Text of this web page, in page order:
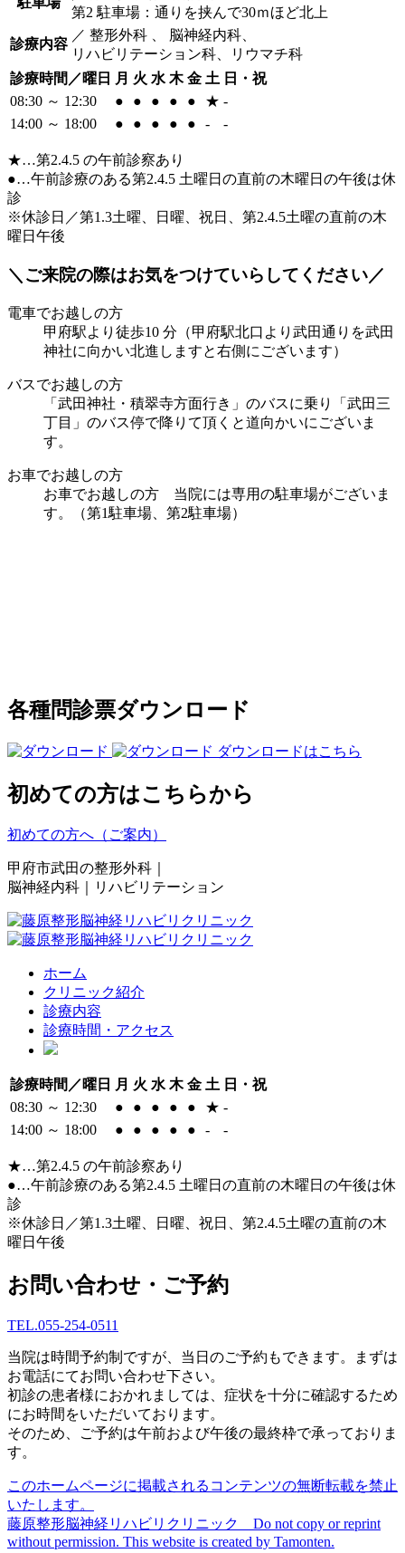
第2 駐車場：通りを挟んで30ｍほど北上
診療内容
／ 整形外科 、 脳神経内科、
リハビリテーション科、リウマチ科
診療時間／曜日
月 火 水 木 金 土 日・祝
08:30 ～ 12:30
● ● ● ● ● ★ -
14:00 ～ 18:00
● ● ● ● ● - -
★…第2.4.5 の午前診察あり
●…午前診療のある第2.4.5 土曜日の直前の木曜日の午後は休
診
※休診日／第1.3土曜、日曜、祝日、第2.4.5土曜の直前の木
曜日午後
＼ご来院の際はお気をつけていらしてください／
電車でお越しの方
甲府駅より徒歩10 分（甲府駅北口より武田通りを武田
神社に向かい北進しますと右側にございます）
バスでお越しの方
「武田神社・積翠寺方面行き」のバスに乗り「武田三
丁目」のバス停で降りて頂くと道向かいにございま
す。
お車でお越しの方
お車でお越しの方 当院には専用の駐車場がございま
す。（第1駐車場、第2駐車場）
各種問診票ダウンロード
ダウンロードはこちら
初めての方はこちらから
初めての方へ（ご案内）
甲府市武田の整形外科
脳神経内科｜リハビリテーション
ホーム
クリニック紹介
診療内容
診療時間・アクセス
診療時間／曜日 月 火 水 木 金 土 日・祝
08:30 ～ 12:30
● ● ● ● ● ★ -
14:00 ～ 18:00
● ● ● ● ● - -
★…第2.4.5 の午前診察あり
●…午前診療のある第2.4.5 土曜日の直前の木曜日の午後は休
診
※休診日／第1.3土曜、日曜、祝日、第2.4.5土曜の直前の木
曜日午後
お問い合わせ・ご予約
TEL.055-254-0511
当院は時間予約制ですが、当日のご予約もできます。まずは
お電話にてお問い合わせ下さい。
初診の患者様におかれましては、症状を十分に確認するため
にお時間をいただいております。
そのため、ご予約は午前および午後の最終枠で承っておりま
す。
このホームページに掲載されるコンテンツの無断転載を禁止
いたします。
藤原整形脳神経リハビリクリニック Do not copy or reprint
without permission. This website is created by Tamonten.